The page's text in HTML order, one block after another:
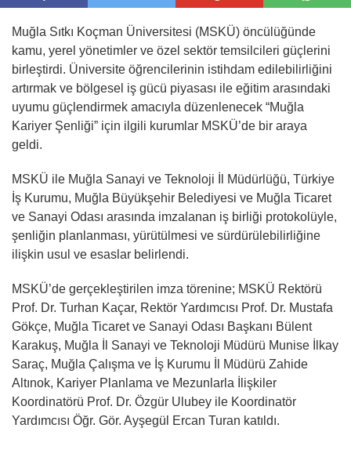
Muğla Sıtkı Koçman Üniversitesi (MSKÜ) öncülüğünde
kamu, yerel yönetimler ve özel sektör temsilcileri güçlerini
birleştirdi. Üniversite öğrencilerinin istihdam edilebilirliğini
artırmak ve bölgesel iş gücü piyasası ile eğitim arasındaki
uyumu güçlendirmek amacıyla düzenlenecek “Muğla
Kariyer Şenliği” için ilgili kurumlar MSKÜ’de bir araya
geldi.
MSKÜ ile Muğla Sanayi ve Teknoloji İl Müdürlüğü, Türkiye
İş Kurumu, Muğla Büyükşehir Belediyesi ve Muğla Ticaret
ve Sanayi Odası arasında imzalanan iş birliği protokolüyle,
şenliğin planlanması, yürütülmesi ve sürdürülebilirliğine
ilişkin usul ve esaslar belirlendi.
MSKÜ’de gerçekleştirilen imza törenine; MSKÜ Rektörü
Prof. Dr. Turhan Kaçar, Rektör Yardımcısı Prof. Dr. Mustafa
Gökçe, Muğla Ticaret ve Sanayi Odası Başkanı Bülent
Karakuş, Muğla İl Sanayi ve Teknoloji Müdürü Munise İlkay
Saraç, Muğla Çalışma ve İş Kurumu İl Müdürü Zahide
Altınok, Kariyer Planlama ve Mezunlarla İlişkiler
Koordinatörü Prof. Dr. Özgür Ulubey ile Koordinatör
Yardımcısı Öğr. Gör. Ayşegül Ercan Turan katıldı.